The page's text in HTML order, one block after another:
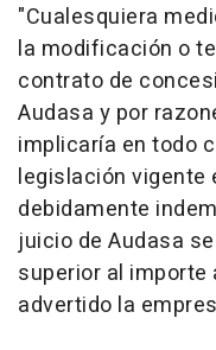
"Cualesquiera
la modificación o
contrato de
Audasa y por
implicaría en todo
legislación vigente
debidamente
juicio de Audasa
superior al importe
advertido la